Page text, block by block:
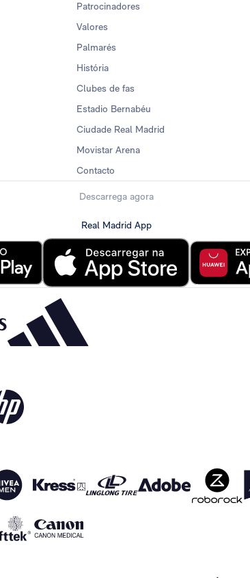
Patrocinadores
Valores
Palmarés
História
Clubes de fas
Estadio Bernabéu
Ciudade Real Madrid
Movistar Arena
Contacto
Descarrega agora
Real Madrid App